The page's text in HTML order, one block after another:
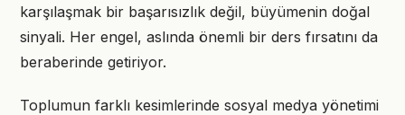
karşılaşmak bir başarısızlık değil, büyümenin doğal
sinyali. Her engel, aslında önemli bir ders fırsatını da
beraberinde getiriyor.
Toplumun farklı kesimlerinde sosyal medya yönetimi